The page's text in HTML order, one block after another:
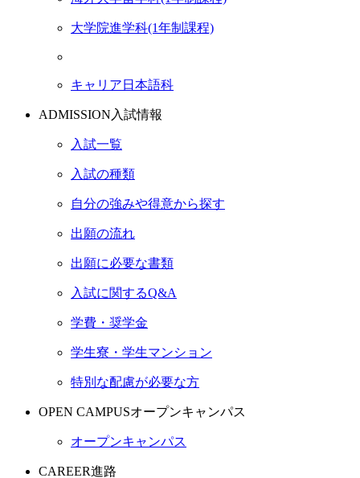
大学院進学科(1年制課程)
キャリア日本語科
ADMISSION 入試情報
入試一覧
入試の種類
自分の強みや得意から探す
出願の流れ
出願に必要な書類
入試に関するQ&A
学費・奨学金
学生寮・学生マンション
特別な配慮が必要な方
OPEN CAMPUSオープンキャンパス
オープンキャンパス
CAREER進路